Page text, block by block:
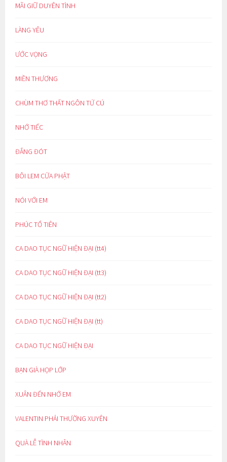
MÃI GIỮ DUYÊN TÌNH
LÀNG YÊU
ƯỚC VỌNG
MIỀN THƯƠNG
CHÙM THƠ THẤT NGÔN TỨ CÚ
NHỚ TIẾC
ĐẮNG ĐÓT
BÔI LEM CỬA PHẬT
NÓI VỚI EM
PHÚC TỔ TIÊN
CA DAO TỤC NGỮ HIỆN ĐẠI (tt4)
CA DAO TỤC NGỮ HIỆN ĐẠI (tt3)
CA DAO TỤC NGỮ HIỆN ĐẠI (tt2)
CA DAO TỤC NGỮ HIỆN ĐẠI (tt)
CA DAO TỤC NGỮ HIỆN ĐẠI
BẠN GIÀ HỌP LỚP
XUÂN ĐẾN NHỚ EM
VALENTIN PHẢI THƯỜNG XUYÊN
QUÀ LỄ TÌNH NHÂN